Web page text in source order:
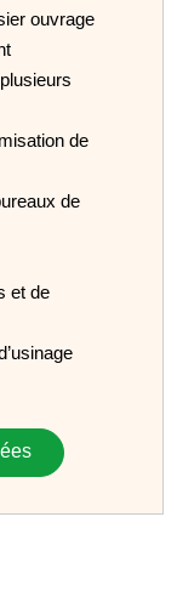
ouvrage
de
de
et de